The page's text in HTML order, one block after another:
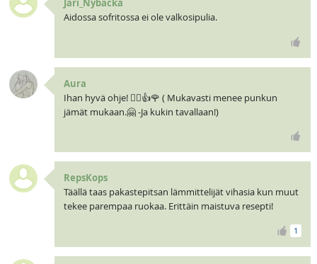
Jari_Nybacka
Aidossa sofritossa ei ole valkosipulia.
Aura
Ihan hyvä ohje! 🧝‍♀️👍🌹 ( Mukavasti menee punkun
jämät mukaan.🤗 -Ja kukin tavallaan!)
RepsKops
Täällä taas pakastepitsan lämmittelijät vihasia kun muut
tekee parempaa ruokaa. Erittäin maistuva resepti!
1